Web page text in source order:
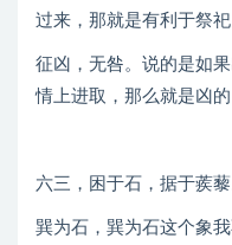
过来，那就是有利于祭祀
征凶，无咎。说的是如
情上进取，那么就是凶
六三，困于石，据于蒺
巽为石，巽为石这个象